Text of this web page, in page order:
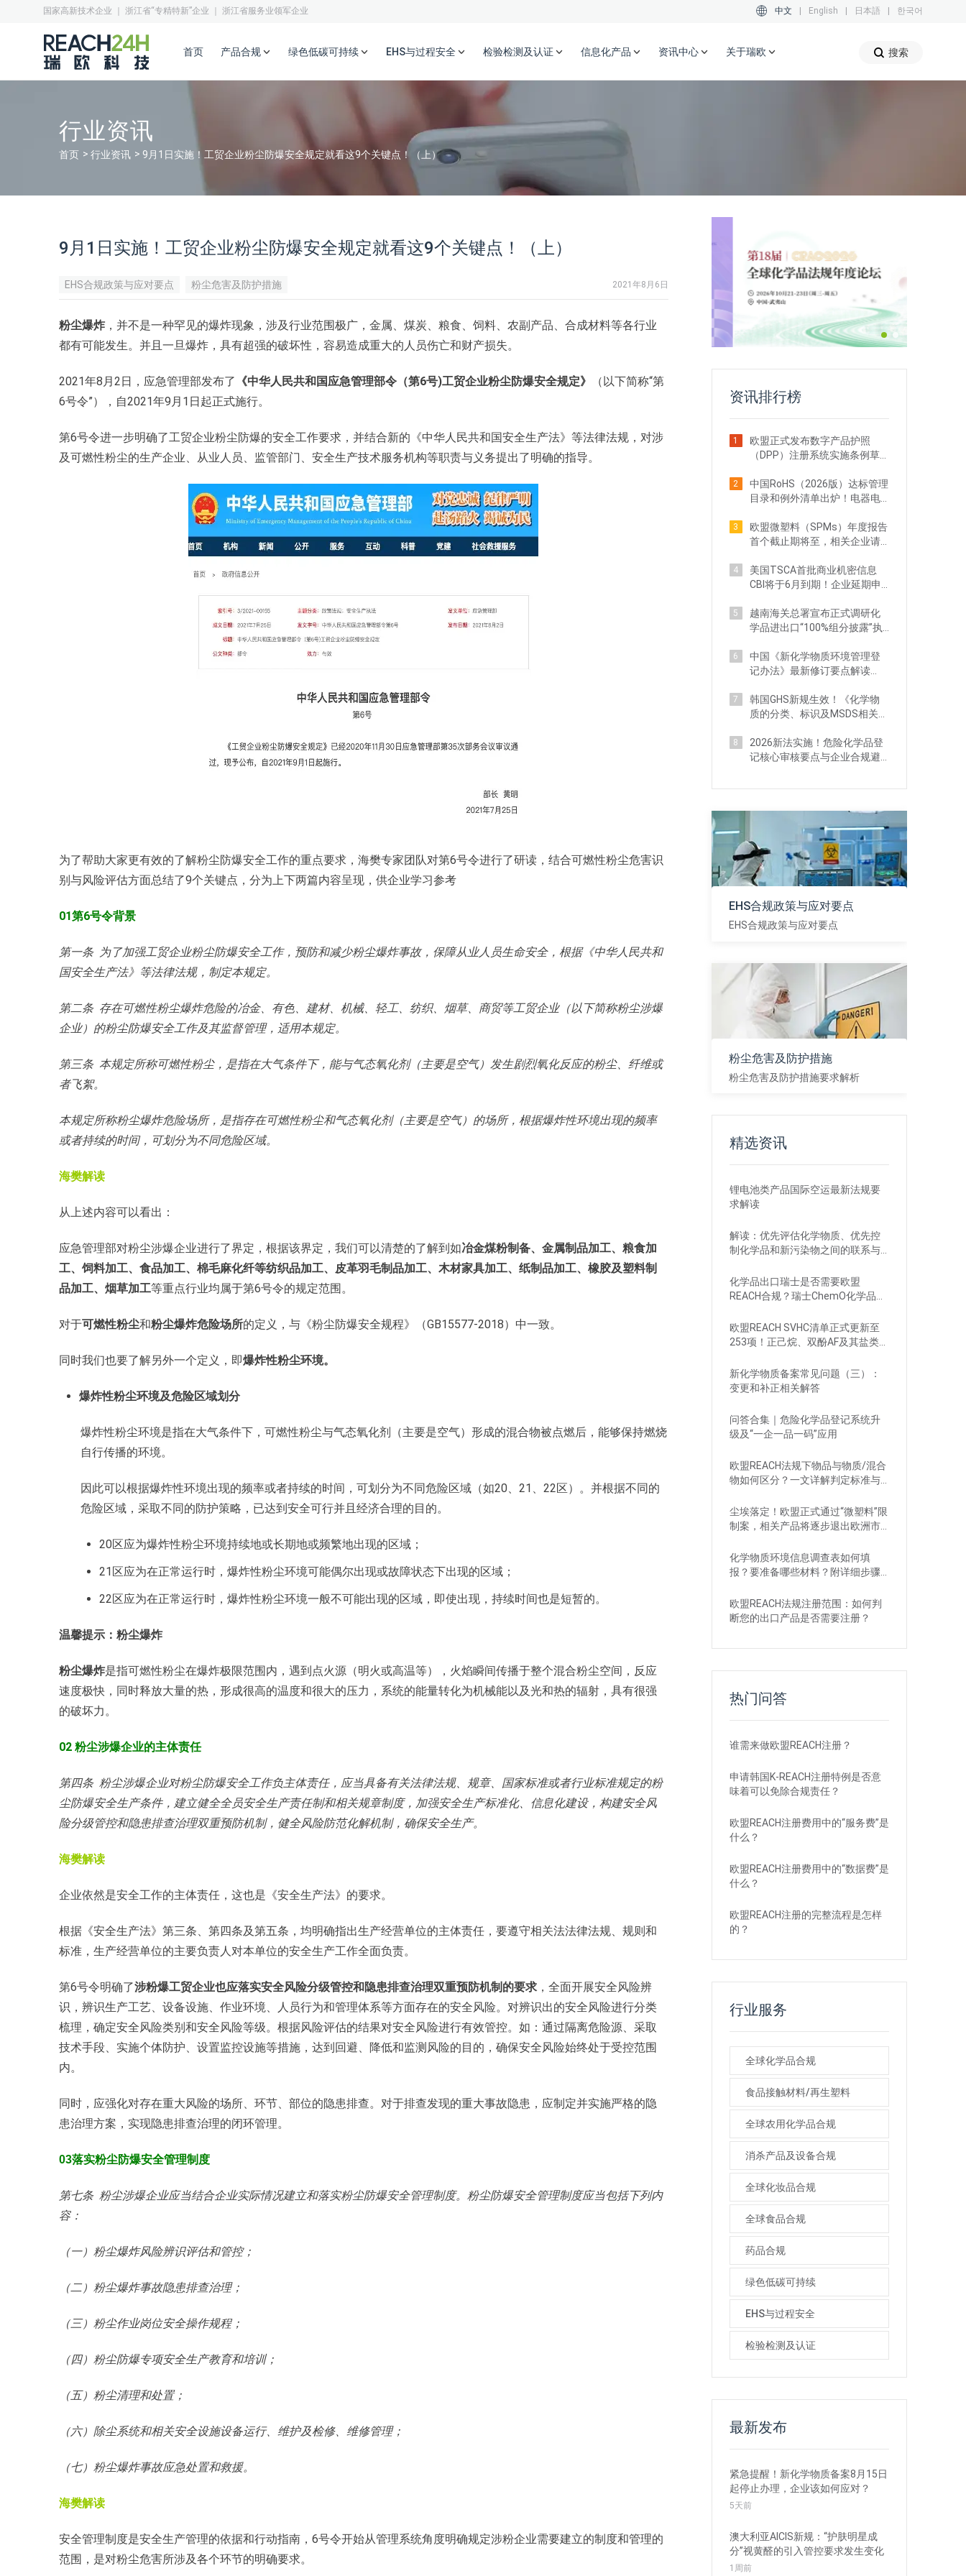
国家高新技术企业 ｜ 浙江省“专精特新”企业 ｜ 浙江省服务业领军企业 中文 English 日本語 한국어
首页 产品合规 绿色低碳可持续 EHS与过程安全 检验检测及认证 信息化产品 资讯中心 关于瑞欧 搜索
行业资讯
首页 行业资讯 9月1日实施！工贸企业粉尘防爆安全规定就看这9个关键点！（上）
9月1日实施！工贸企业粉尘防爆安全规定就看这9个关键点！（上）
EHS合规政策与应对要点 粉尘危害及防护措施 2021年8月6日
粉尘爆炸，并不是一种罕见的爆炸现象，涉及行业范围极广，金属、煤炭、粮食、饲料、农副产品、合成材料等各行业
都有可能发生。并且一旦爆炸，具有超强的破坏性，容易造成重大的人员伤亡和财产损失。
2021年8月2日，应急管理部发布了 《中华人民共和国应急管理部令（第6号)工贸企业粉尘防爆安全规定》
（以下简称“第
6号令”），自2021年9月1日起正式施行。
第6号令进一步明确了工贸企业粉尘防爆的安全工作要求，并结合新的《中华人民共和国安全生产法》等法律法规，对涉
及可燃性粉尘的生产企业、从业人员、监管部门、安全生产技术服务机构等职责与义务提出了明确的指导。
为了帮助大家更有效的了解粉尘防爆安全工作的重点要求，海樊专家团队对第6号令进行了研读，结合可燃性粉尘危害识
别与风险评估方面总结了9个关键点，分为上下两篇内容呈现，供企业学习参考
01第6号令背景
第一条 为了加强工贸企业粉尘防爆安全工作，预防和减少粉尘爆炸事故，保障从业人员生命安全，根据《中华人民共和
国安全生产法》等法律法规，制定本规定。
第二条 存在可燃性粉尘爆炸危险的冶金、有色、建材、机械、轻工、纺织、烟草、商贸等工贸企业（以下简称粉尘涉爆
企业）的粉尘防爆安全工作及其监督管理，适用本规定。
第三条 本规定所称可燃性粉尘，是指在大气条件下，能与气态氧化剂（主要是空气）发生剧烈氧化反应的粉尘、纤维或
者飞絮。
本规定所称粉尘爆炸危险场所，是指存在可燃性粉尘和气态氧化剂（主要是空气）的场所，根据爆炸性环境出现的频率
或者持续的时间，可划分为不同危险区域。
海樊解读
从上述内容可以看出：
应急管理部对粉尘涉爆企业进行了界定，根据该界定，我们可以清楚的了解到如冶金煤粉制备、金属制品加工、粮食加
工、饲料加工、食品加工、棉毛麻化纤等纺织品加工、皮革羽毛制品加工、木材家具加工、纸制品加工、橡胶及塑料制
品加工、烟草加工等重点行业均属于第6号令的规定范围。
对于可燃性粉尘和粉尘爆炸危险场所的定义，与《粉尘防爆安全规程》（GB15577-2018）中一致。
同时我们也要了解另外一个定义，即爆炸性粉尘环境。
爆炸性粉尘环境及危险区域划分
爆炸性粉尘环境是指在大气条件下，可燃性粉尘与气态氧化剂（主要是空气）形成的混合物被点燃后，能够保持燃烧
自行传播的环境。
因此可以根据爆炸性环境出现的频率或者持续的时间，可划分为不同危险区域（如20、21、22区）。并根据不同的
危险区域，采取不同的防护策略，已达到安全可行并且经济合理的目的。
20区应为爆炸性粉尘环境持续地或长期地或频繁地出现的区域；
21区应为在正常运行时，爆炸性粉尘环境可能偶尔出现或故障状态下出现的区域；
22区应为在正常运行时，爆炸性粉尘环境一般不可能出现的区域，即使出现，持续时间也是短暂的。
温馨提示：粉尘爆炸
粉尘爆炸是指可燃性粉尘在爆炸极限范围内，遇到点火源（明火或高温等），火焰瞬间传播于整个混合粉尘空间，反应
速度极快，同时释放大量的热，形成很高的温度和很大的压力，系统的能量转化为机械能以及光和热的辐射，具有很强
的破坏力。
02 粉尘涉爆企业的主体责任
第四条 粉尘涉爆企业对粉尘防爆安全工作负主体责任，应当具备有关法律法规、规章、国家标准或者行业标准规定的粉
尘防爆安全生产条件，建立健全全员安全生产责任制和相关规章制度，加强安全生产标准化、信息化建设，构建安全风
险分级管控和隐患排查治理双重预防机制，健全风险防范化解机制，确保安全生产。
海樊解读
企业依然是安全工作的主体责任，这也是《安全生产法》的要求。
根据《安全生产法》第三条、第四条及第五条，均明确指出生产经营单位的主体责任，要遵守相关法法律法规、规则和
标准，生产经营单位的主要负责人对本单位的安全生产工作全面负责。
第6号令明确了涉粉爆工贸企业也应落实安全风险分级管控和隐患排查治理双重预防机制的要求 ，全面开展安全风险辨
识，辨识生产工艺、设备设施、作业环境、人员行为和管理体系等方面存在的安全风险。对辨识出的安全风险进行分类
梳理，确定安全风险类别和安全风险等级。根据风险评估的结果对安全风险进行有效管控。如：通过隔离危险源、采取
技术手段、实施个体防护、设置监控设施等措施，达到回避、降低和监测风险的目的，确保安全风险始终处于受控范围
内。
同时，应强化对存在重大风险的场所、环节、部位的隐患排查。对于排查发现的重大事故隐患，应制定并实施严格的隐
患治理方案，实现隐患排查治理的闭环管理。
03落实粉尘防爆安全管理制度
第七条 粉尘涉爆企业应当结合企业实际情况建立和落实粉尘防爆安全管理制度。粉尘防爆安全管理制度应当包括下列内
容：
（一）粉尘爆炸风险辨识评估和管控；
（二）粉尘爆炸事故隐患排查治理；
（三）粉尘作业岗位安全操作规程；
（四）粉尘防爆专项安全生产教育和培训；
（五）粉尘清理和处置；
（六）除尘系统和相关安全设施设备运行、维护及检修、维修管理；
（七）粉尘爆炸事故应急处置和救援。
海樊解读
安全管理制度是安全生产管理的依据和行动指南，6号令开始从管理系统角度明确规定涉粉企业需要建立的制度和管理的
范围，是对粉尘危害所涉及各个环节的明确要求。
资讯排行榜
1
欧盟正式发布数字产品护照
（DPP）注册系统实施条例草
2
中国RoHS（2026版）达标管理
目录和例外清单出炉！电器电
3
欧盟微塑料（SPMs）年度报告
首个截止期将至，相关企业请
4
美国TSCA首批商业机密信息
CBI将于6月到期！企业延期申
5
越南海关总署宣布正式调研化
学品进出口“100%组分披露”执
6
中国《新化学物质环境管理登
记办法》最新修订要点解读
7
韩国GHS新规生效！《化学物
质的分类、标识及MSDS相关标
8
2026新法实施！危险化学品登
记核心审核要点与企业合规避
EHS合规政策与应对要点
EHS合规政策与应对要点
粉尘危害及防护措施
粉尘危害及防护措施要求解析
精选资讯
锂电池类产品国际空运最新法规要
求解读
解读：优先评估化学物质、优先控
制化学品和新污染物之间的联系与
化学品出口瑞士是否需要欧盟
REACH合规？瑞士ChemO化学品法
欧盟REACH SVHC清单正式更新至
253项！正己烷、双酚AF及其盐类物
新化学物质备案常见问题（三）：
变更和补正相关解答
问答合集｜危险化学品登记系统升
级及“一企一品一码”应用
欧盟REACH法规下物品与物质/混合
物如何区分？一文详解判定标准与
尘埃落定！欧盟正式通过“微塑料”限
制案，相关产品将逐步退出欧洲市
化学物质环境信息调查表如何填
报？要准备哪些材料？附详细步骤
欧盟REACH法规注册范围：如何判
断您的出口产品是否需要注册？
热门问答
谁需来做欧盟REACH注册？
申请韩国K-REACH注册特例是否意
味着可以免除合规责任？
欧盟REACH注册费用中的“服务费”是
什么？
欧盟REACH注册费用中的“数据费”是
什么？
欧盟REACH注册的完整流程是怎样
的？
行业服务
全球化学品合规
食品接触材料/再生塑料
全球农用化学品合规
消杀产品及设备合规
全球化妆品合规
全球食品合规
药品合规
绿色低碳可持续
EHS与过程安全
检验检测及认证
最新发布
紧急提醒！新化学物质备案8月15日
起停止办理，企业该如何应对？
5天前
澳大利亚AICIS新规：“护肤明星成
分”视黄醛的引入管控要求发生变化
1周前